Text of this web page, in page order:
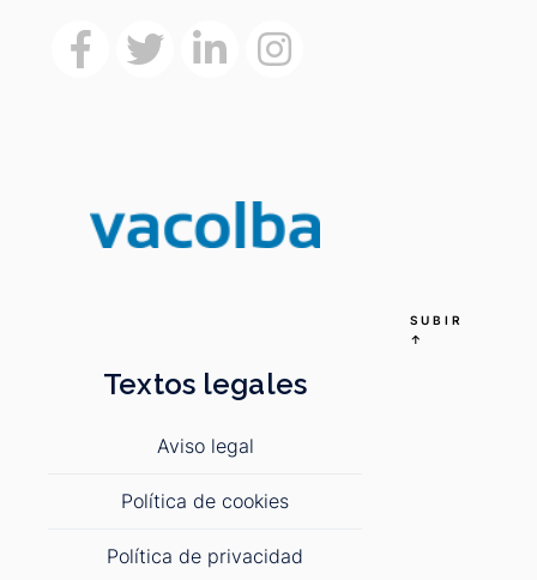
Textos legales
Aviso legal
Política de cookies
Política de privacidad
SUBIR
↑